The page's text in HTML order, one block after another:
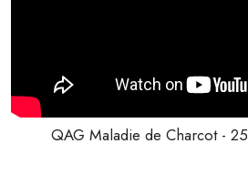
QAG Maladie de Charcot -